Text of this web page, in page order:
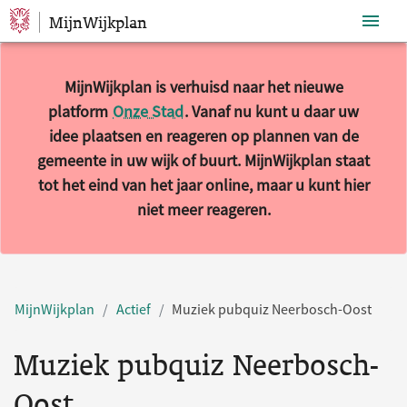
Sla navigatie over
MijnWijkplan
MijnWijkplan is verhuisd naar het nieuwe
platform Onze Stad. Vanaf nu kunt u daar uw
idee plaatsen en reageren op plannen van de
gemeente in uw wijk of buurt. MijnWijkplan staat
tot het eind van het jaar online, maar u kunt hier
niet meer reageren.
MijnWijkplan Actief Muziek pubquiz Neerbosch-Oost
Muziek pubquiz Neerbosch-